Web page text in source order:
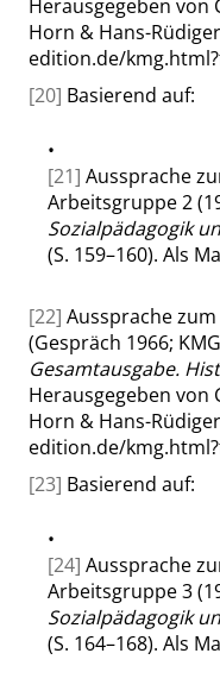
Herausgegeben von
Horn & Hans-
edition.de/
[20] Basierend auf:
•
[21] Aussprache
Arbeitsgruppe 2
Sozialpädagogik
(S. 159–160). Als
[22] Aussprache
(Gespräch 1966;
Gesamtausgabe.
Herausgegeben von
Horn & Hans-
edition.de/
[23] Basierend auf:
•
[24] Aussprache
Arbeitsgruppe 3
Sozialpädagogik
(S. 164–168). Als